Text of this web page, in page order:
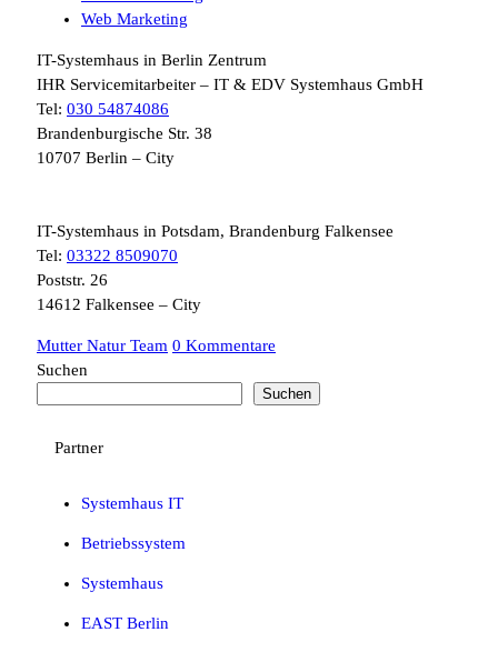
Web Marketing
IT-Systemhaus in Berlin Zentrum
IHR Servicemitarbeiter – IT & EDV Systemhaus GmbH
Tel: 030 54874086
Brandenburgische Str. 38
10707 Berlin – City
IT-Systemhaus in Potsdam, Brandenburg Falkensee
Tel: 03322 8509070
Poststr. 26
14612 Falkensee – City
Mutter Natur Team 0 Kommentare
Suchen
Suchen
Partner
Systemhaus IT
Betriebssystem
Systemhaus
EAST Berlin